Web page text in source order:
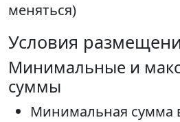
меняться)
Условия
Минимальные и
суммы
Минимальная сумма